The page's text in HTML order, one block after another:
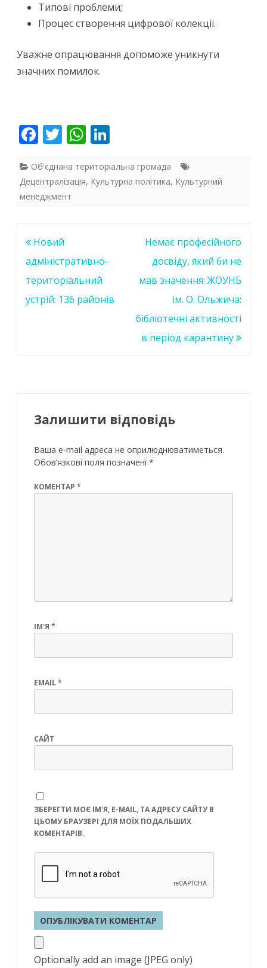
Типові проблеми;
Процес створення цифрової колекції.
Уважне опрацювання допоможе уникнути
значних помилок.
F
e
b
k
T
itt
er
W
at
s
k
e
Об'єднана територіальна громада
Децентралізація, Культурна політика, Культурний
менеджмент
Навігація
записів
Новий
адміністративно-
територіальний
устрій: 136 районів
Немає професійного
досвіду, який би не
мав значення: ЖОУНБ
ім. О. Ольжича:
бібліотечні активності
в період карантину
Залишити відповідь
Ваша e-mail адреса не оприлюднюватиметься.
Обов’язкові поля позначені *
КОМЕНТАР *
ІМ'Я *
EMAIL*
САЙТ
ЗБЕРЕГТИ МОЄ ІМ'Я, E-MAIL, ТА АДРЕСУ САЙТУ В
ЦЬОМУ БРАУЗЕРІ ДЛЯ МОЇХ ПОДАЛЬШИХ
КОМЕНТАРІВ.
Optionally add an image (JPEG only)